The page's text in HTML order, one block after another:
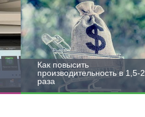
Как повысить
производительность в 1,5-2
раза